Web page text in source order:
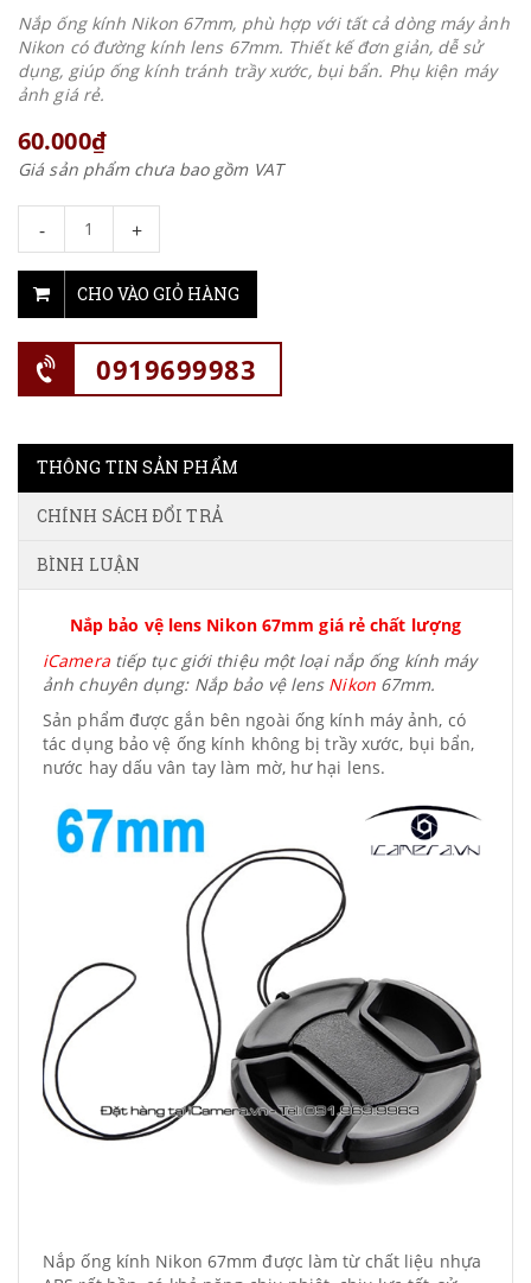
Nắp ống kính Nikon 67mm, phù hợp với tất cả dòng máy ảnh
Nikon có đường kính lens 67mm. Thiết kế đơn giản, dễ sử
dụng, giúp ống kính tránh trầy xước, bụi bẩn. Phụ kiện máy
ảnh giá rẻ.
60.000₫
Giá sản phẩm chưa bao gồm VAT
- +
CHO VÀO GIỎ HÀNG
0919699983
THÔNG TIN SẢN PHẨM
CHÍNH SÁCH ĐỔI TRẢ
BÌNH LUẬN
Nắp bảo vệ lens Nikon 67mm giá rẻ chất lượng
iCameratiếp tục giới thiệu một loại nắp ống kính máy
ảnh chuyên dụng: Nắp bảo vệ lens Nikon67mm.
Sản phẩm được gắn bên ngoài ống kính máy ảnh, có
tác dụng bảo vệ ống kính không bị trầy xước, bụi bẩn,
nước hay dấu vân tay làm mờ, hư hại lens.
Nắp ống kính Nikon 67mm được làm từ chất liệu nhựa